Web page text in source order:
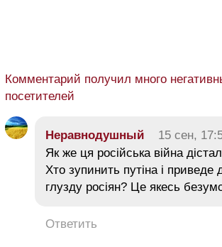
Комментарий получил много
посетителей
Неравнодушный 15 сен,
Як же ця російська війна
Хто зупинить путіна і приведе
глузду росіян? Це якесь
Ответить